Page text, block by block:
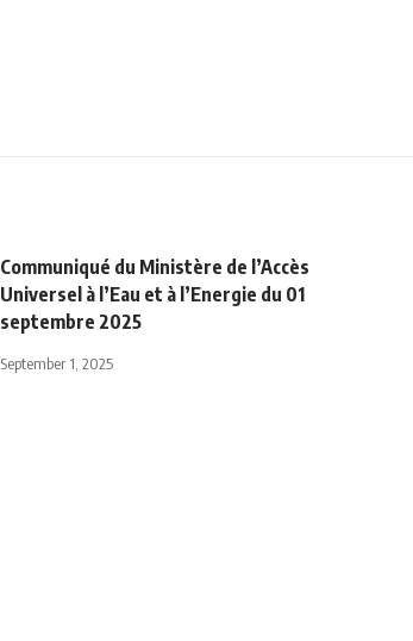
Communiqué du Ministère de l’Accès
Universel à l’Eau et à l’Energie du 01
septembre 2025
September 1, 2025